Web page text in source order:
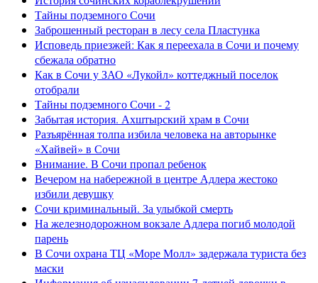
Тайны подземного Сочи
Заброшенный ресторан в лесу села Пластунка
Исповедь приезжей: Как я переехала в Сочи и почему
сбежала обратно
Как в Сочи у ЗАО «Лукойл» коттеджный поселок
отобрали
Тайны подземного Сочи - 2
Забытая история. Ахштырский храм в Сочи
Разъярённая толпа избила человека на авторынке
«Хайвей» в Сочи
Внимание. В Сочи пропал ребенок
Вечером на набережной в центре Адлера жестоко
избили девушку
Сочи криминальный. За улыбкой смерть
На железнодорожном вокзале Адлера погиб молодой
парень
В Сочи охрана ТЦ «Море Молл» задержала туриста без
маски